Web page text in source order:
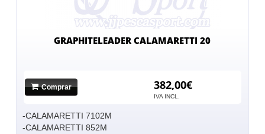
GRAPHITELEADER CALAMARETTI 20
Comprar 382,00€
IVA INCL.
-CALAMARETTI 7102M
-CALAMARETTI 852M